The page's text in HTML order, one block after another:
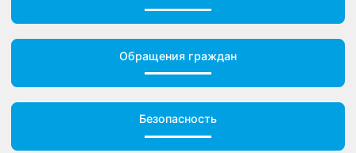
Ежедневное меню